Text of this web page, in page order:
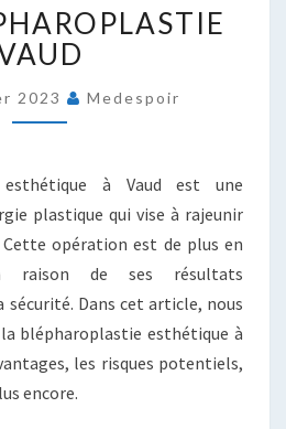
BLÉPHAROPLASTIE
VAUD
2023 Medespoir
esthétique à Vaud est une
plastique qui vise à rajeunir
Cette opération est de plus en
raison de ses résultats
sécurité. Dans cet article, nous
blépharoplastie esthétique à
les risques potentiels,
encore.